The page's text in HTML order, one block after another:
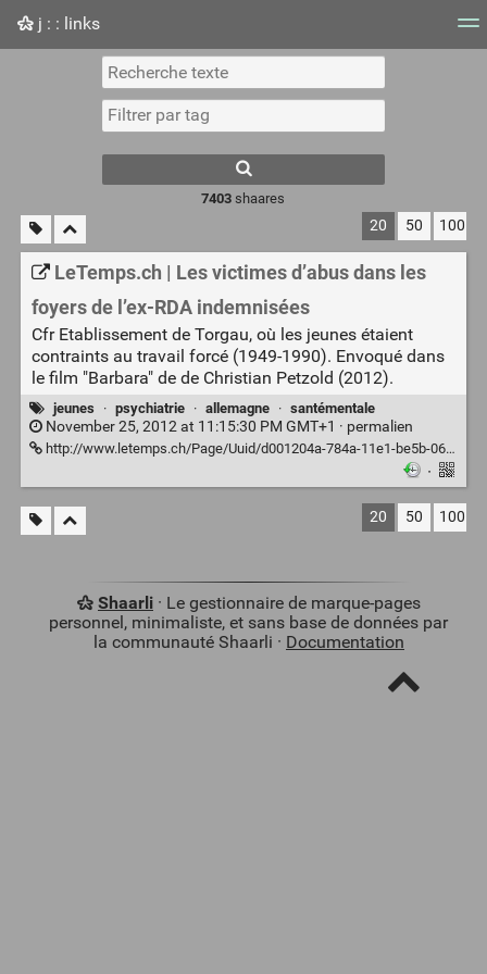
j : : links
Nuage de tags Mur d'images
7403 shaares
20 50 100
LeTemps.ch | Les victimes d’abus dans les
foyers de l’ex-RDA indemnisées
Cfr Etablissement de Torgau, où les jeunes étaient
contraints au travail forcé (1949-1990). Envoqué dans
le film "Barbara" de de Christian Petzold (2012).
jeunes · psychiatrie · allemagne · santémentale
November 25, 2012 at 11:15:30 PM GMT+1 · permalien
http://www.letemps.ch/Page/Uuid/d001204a-784a-11e1-be5b-06bb4242e0d3%7C1
·
20 50 100
Shaarli· Le gestionnaire de marque-pages
personnel, minimaliste, et sans base de données par
la communauté Shaarli · Documentation